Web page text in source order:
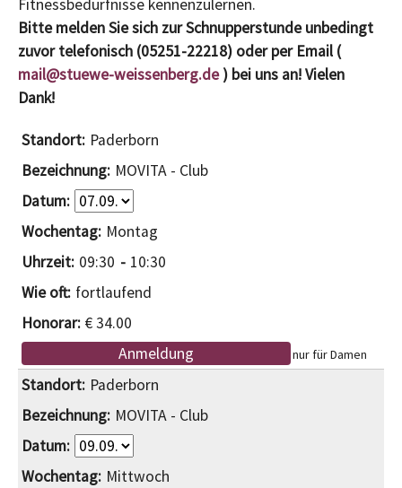
Fitnessbedürfnisse kennenzulernen.
Bitte melden Sie sich zur Schnupperstunde unbedingt
zuvor telefonisch (05251-22218) oder per Email (
mail@stuewe-weissenberg.de) bei uns an! Vielen
Dank!
Paderborn
MOVITA - Club
Montag
09:30
10:30
fortlaufend
€ 34.00
Anmeldung
nur für Damen
Paderborn
MOVITA - Club
Mittwoch